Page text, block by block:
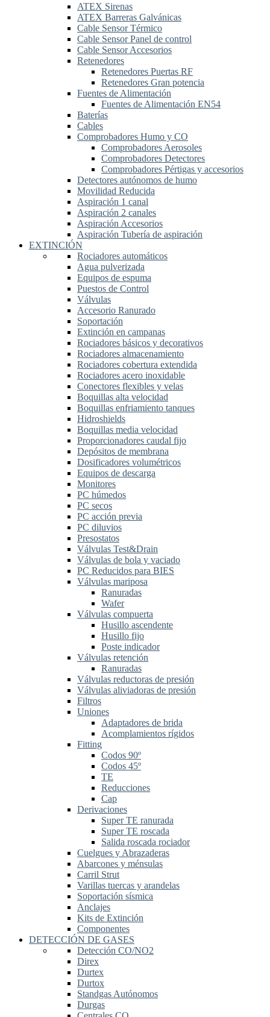
ATEX Sirenas
ATEX Barreras Galvánicas
Cable Sensor Térmico
Cable Sensor Panel de control
Cable Sensor Accesorios
Retenedores
Retenedores Puertas RF
Retenedores Gran potencia
Fuentes de Alimentación
Fuentes de Alimentación EN54
Baterías
Cables
Comprobadores Humo y CO
Comprobadores Aerosoles
Comprobadores Detectores
Comprobadores Pértigas y accesorios
Detectores autónomos de humo
Movilidad Reducida
Aspiración 1 canal
Aspiración 2 canales
Aspiración Accesorios
Aspiración Tubería de aspiración
EXTINCIÓN
Rociadores automáticos
Agua pulverizada
Equipos de espuma
Puestos de Control
Válvulas
Accesorio Ranurado
Soportación
Extinción en campanas
Rociadores básicos y decorativos
Rociadores almacenamiento
Rociadores cobertura extendida
Rociadores acero inoxidable
Conectores flexibles y velas
Boquillas alta velocidad
Boquillas enfriamiento tanques
Hidroshields
Boquillas media velocidad
Proporcionadores caudal fijo
Depósitos de membrana
Dosificadores volumétricos
Equipos de descarga
Monitores
PC húmedos
PC secos
PC acción previa
PC diluvios
Presostatos
Válvulas Test&Drain
Válvulas de bola y vaciado
PC Reducidos para BIES
Válvulas mariposa
Ranuradas
Wafer
Válvulas compuerta
Husillo ascendente
Husillo fijo
Poste indicador
Válvulas retención
Ranuradas
Válvulas reductoras de presión
Válvulas aliviadoras de presión
Filtros
Uniones
Adaptadores de brida
Acomplamientos rígidos
Fitting
Codos 90º
Codos 45º
TE
Reducciones
Cap
Derivaciones
Super TE ranurada
Super TE roscada
Salida roscada rociador
Cuelgues y Abrazaderas
Abarcones y ménsulas
Carril Strut
Varillas tuercas y arandelas
Soportación sísmica
Anclajes
Kits de Extinción
Componentes
DETECCIÓN DE GASES
Detección CO/NO2
Direx
Durtex
Durtox
Standgas Autónomos
Durgas